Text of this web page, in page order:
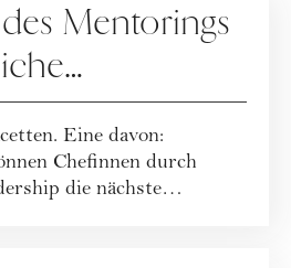
Mentorings
die nächste
inspirieren
Eine davon:
Chefinnen durch
die nächste